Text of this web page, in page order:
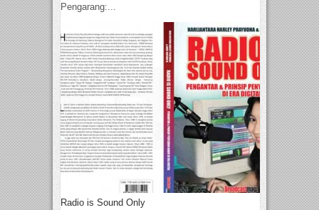
Pengarang:...
Radio is Sound Only